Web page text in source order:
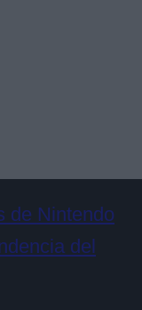
de Nintendo
del